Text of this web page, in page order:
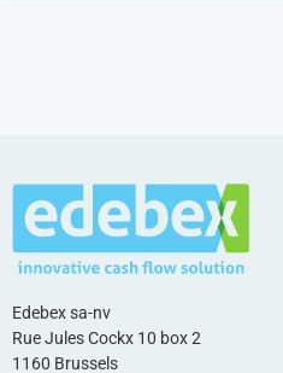
Edebex sa-nv
Rue Jules Cockx 10 box 2
1160 Brussels